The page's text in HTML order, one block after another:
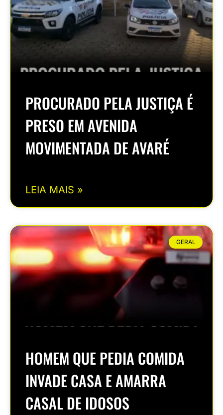
PROCURADO PELA JUSTIÇA É
PRESO EM AVENIDA
MOVIMENTADA DE AVARÉ
LEIA MAIS »
GERAL
HOMEM QUE PEDIA COMIDA
INVADE CASA E AMARRA
CASAL DE IDOSOS